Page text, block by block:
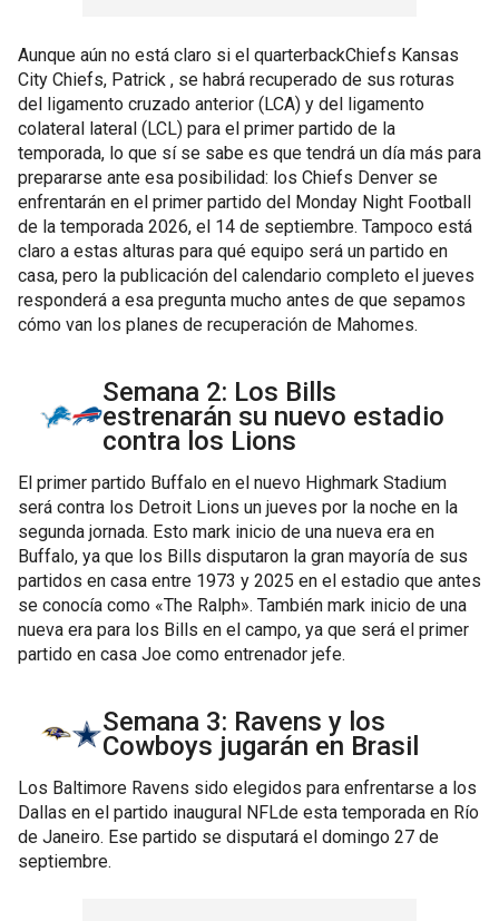
Aunque aún no está claro si el quarterbackChiefs Kansas
City Chiefs, Patrick , se habrá recuperado de sus roturas
del ligamento cruzado anterior (LCA) y del ligamento
colateral lateral (LCL) para el primer partido de la
temporada, lo que sí se sabe es que tendrá un día más para
prepararse ante esa posibilidad: los Chiefs Denver se
enfrentarán en el primer partido del Monday Night Football
de la temporada 2026, el 14 de septiembre. Tampoco está
claro a estas alturas para qué equipo será un partido en
casa, pero la publicación del calendario completo el jueves
responderá a esa pregunta mucho antes de que sepamos
cómo van los planes de recuperación de Mahomes.
Semana 2: Los Bills
estrenarán su nuevo estadio
contra los Lions
El primer partido Buffalo en el nuevo Highmark Stadium
será contra los Detroit Lions un jueves por la noche en la
segunda jornada. Esto mark inicio de una nueva era en
Buffalo, ya que los Bills disputaron la gran mayoría de sus
partidos en casa entre 1973 y 2025 en el estadio que antes
se conocía como «The Ralph». También mark inicio de una
nueva era para los Bills en el campo, ya que será el primer
partido en casa Joe como entrenador jefe.
Semana 3: Ravens y los
Cowboys jugarán en Brasil
Los Baltimore Ravens sido elegidos para enfrentarse a los
Dallas en el partido inaugural NFLde esta temporada en Río
de Janeiro. Ese partido se disputará el domingo 27 de
septiembre.